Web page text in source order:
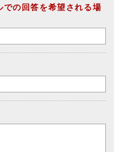
での回答を希望される場